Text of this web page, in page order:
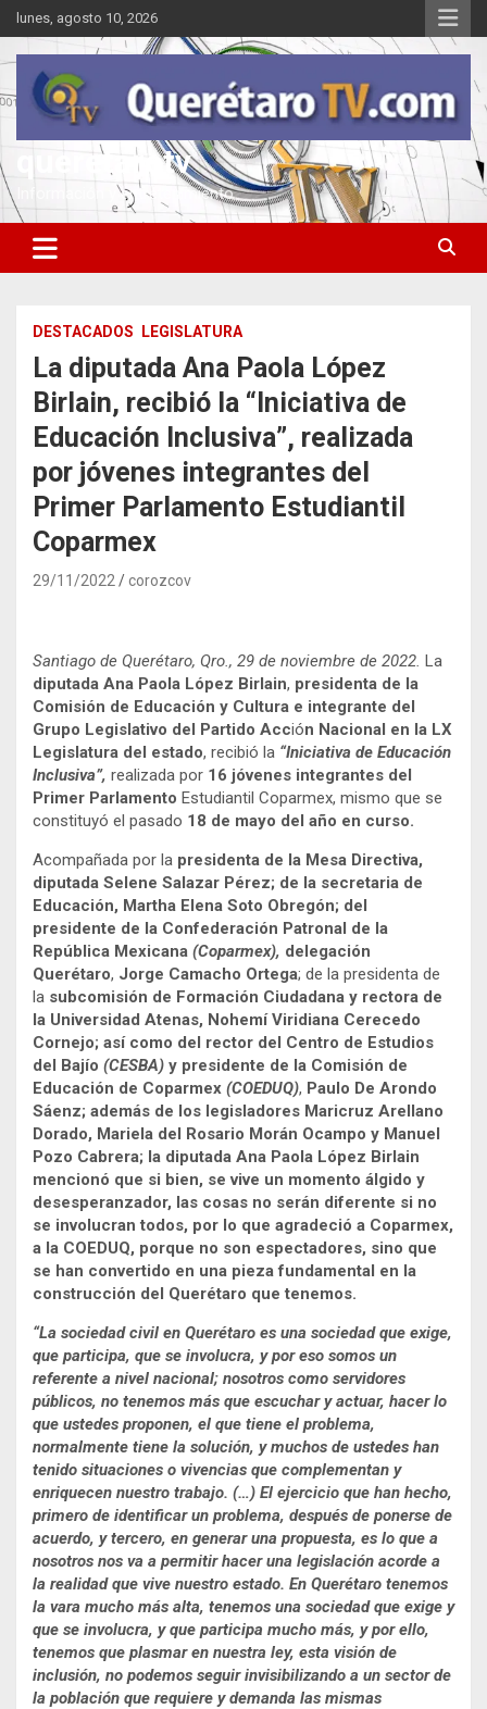
Saltar
al
contenido
lunes, agosto 10, 2026
queretarotv
Información y entretenimiento
DESTACADOS LEGISLATURA
La diputada Ana Paola López
Birlain, recibió la “Iniciativa de
Educación Inclusiva”, realizada
por jóvenes integrantes del
Primer Parlamento Estudiantil
Coparmex
29/11/2022 corozcov
Santiago de Querétaro, Qro., 29 de noviembre de 2022. La
diputada Ana Paola López Birlain, presidenta de la
Comisión de Educación y Cultura e integrante del
Grupo Legislativo del Partido Acción Nacional en la LX
Legislatura del estado, recibió la “Iniciativa de Educación
Inclusiva”, realizada por 16 jóvenes integrantes del
Primer Parlamento Estudiantil Coparmex, mismo que se
constituyó el pasado 18 de mayo del año en curso.
Acompañada por la presidenta de la Mesa Directiva,
diputada Selene Salazar Pérez; de la secretaria de
Educación, Martha Elena Soto Obregón; del
presidente de la Confederación Patronal de la
República Mexicana (Coparmex), delegación
Querétaro, Jorge Camacho Ortega; de la presidenta de
la subcomisión de Formación Ciudadana y rectora de
la Universidad Atenas, Nohemí Viridiana Cerecedo
Cornejo; así como del rector del Centro de Estudios
del Bajío (CESBA) y presidente de la Comisión de
Educación de Coparmex (COEDUQ), Paulo De Arondo
Sáenz; además de los legisladores Maricruz Arellano
Dorado, Mariela del Rosario Morán Ocampo y Manuel
Pozo Cabrera; la diputada Ana Paola López Birlain
mencionó que si bien, se vive un momento álgido y
desesperanzador, las cosas no serán diferente si no
se involucran todos, por lo que agradeció a Coparmex,
a la COEDUQ, porque no son espectadores, sino que
se han convertido en una pieza fundamental en la
construcción del Querétaro que tenemos.
“La sociedad civil en Querétaro es una sociedad que exige,
que participa, que se involucra, y por eso somos un
referente a nivel nacional; nosotros como servidores
públicos, no tenemos más que escuchar y actuar, hacer lo
que ustedes proponen, el que tiene el problema,
normalmente tiene la solución, y muchos de ustedes han
tenido situaciones o vivencias que complementan y
enriquecen nuestro trabajo. (…) El ejercicio que han hecho,
primero de identificar un problema, después de ponerse de
acuerdo, y tercero, en generar una propuesta, es lo que a
nosotros nos va a permitir hacer una legislación acorde a
la realidad que vive nuestro estado. En Querétaro tenemos
la vara mucho más alta, tenemos una sociedad que exige y
que se involucra, y que participa mucho más, y por ello,
tenemos que plasmar en nuestra ley, esta visión de
inclusión, no podemos seguir invisibilizando a un sector de
la población que requiere y demanda las mismas